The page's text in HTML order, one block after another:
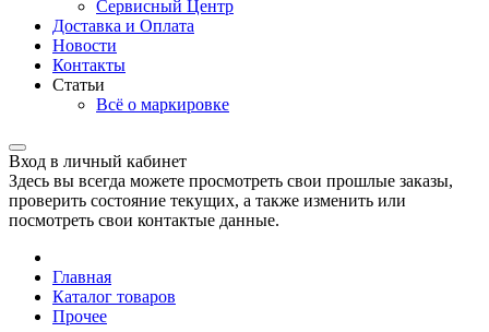
Сервисный Центр
Доставка и Оплата
Новости
Контакты
Статьи
Всё о маркировке
Вход в личный кабинет
Здесь вы всегда можете просмотреть свои прошлые заказы,
проверить состояние текущих, а также изменить или
посмотреть свои контактые данные.
Главная
Каталог товаров
Прочее